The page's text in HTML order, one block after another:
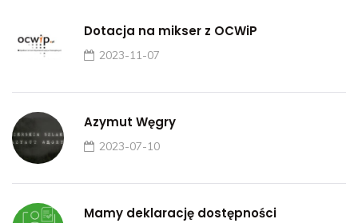
Dotacja na mikser z OCWiP
2023-11-07
Azymut Węgry
2023-07-10
Mamy deklarację dostępności